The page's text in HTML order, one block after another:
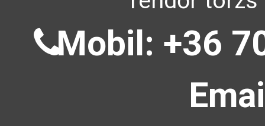
Mobil: +36